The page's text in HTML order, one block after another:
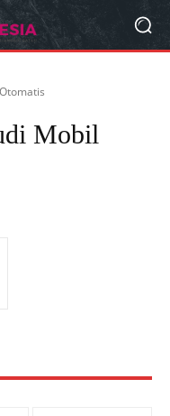
Mobil